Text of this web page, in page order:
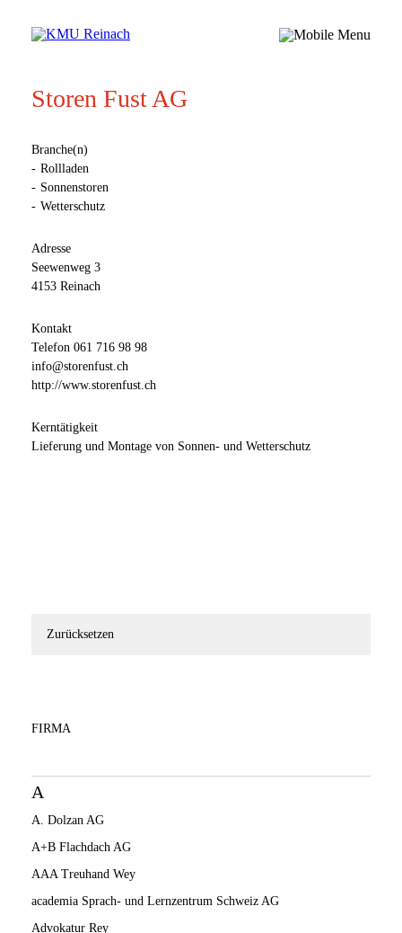
Storen Fust AG
Branche(n)
Rollladen
Sonnenstoren
Wetterschutz
Adresse
Seewenweg 3
4153 Reinach
Kontakt
Telefon 061 716 98 98
info@storenfust.ch
http://www.storenfust.ch
Kerntätigkeit
Lieferung und Montage von Sonnen- und Wetterschutz
Zurücksetzen
FIRMA
A
A. Dolzan AG
A+B Flachdach AG
AAA Treuhand Wey
academia Sprach- und Lernzentrum Schweiz AG
Advokatur Rey